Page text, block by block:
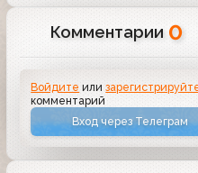
Комментарии 0
Войдите или
комментарий
Вход через Телеграм